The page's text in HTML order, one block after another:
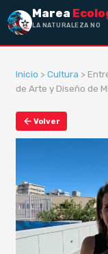
Marea
LA NATURALEZA NO
Inicio > Cultura >
de Arte y Diseño de
Volver